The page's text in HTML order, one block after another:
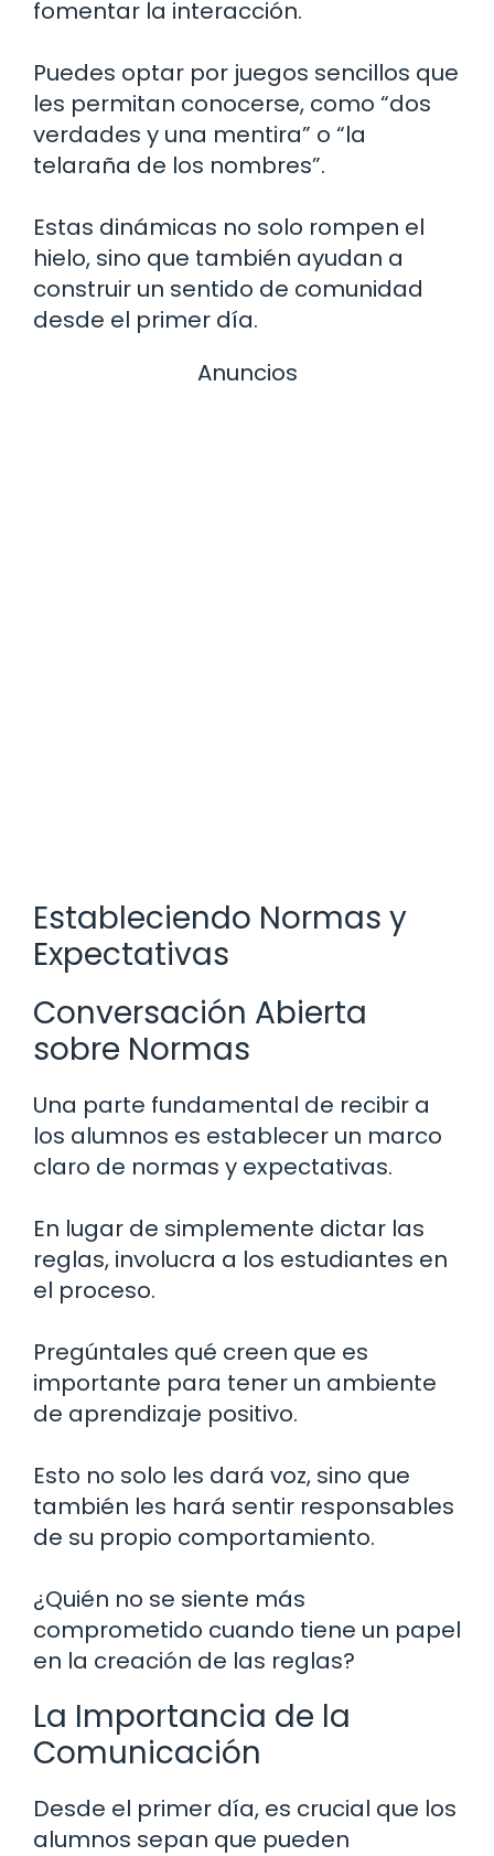
fomentar la interacción.
Puedes optar por juegos sencillos que
les permitan conocerse, como “dos
verdades y una mentira” o “la
telaraña de los nombres”.
Estas dinámicas no solo rompen el
hielo, sino que también ayudan a
construir un sentido de comunidad
desde el primer día.
Anuncios
Estableciendo Normas y
Expectativas
Conversación Abierta
sobre Normas
Una parte fundamental de recibir a
los alumnos es establecer un marco
claro de normas y expectativas.
En lugar de simplemente dictar las
reglas, involucra a los estudiantes en
el proceso.
Pregúntales qué creen que es
importante para tener un ambiente
de aprendizaje positivo.
Esto no solo les dará voz, sino que
también les hará sentir responsables
de su propio comportamiento.
¿Quién no se siente más
comprometido cuando tiene un papel
en la creación de las reglas?
La Importancia de la
Comunicación
Desde el primer día, es crucial que los
alumnos sepan que pueden